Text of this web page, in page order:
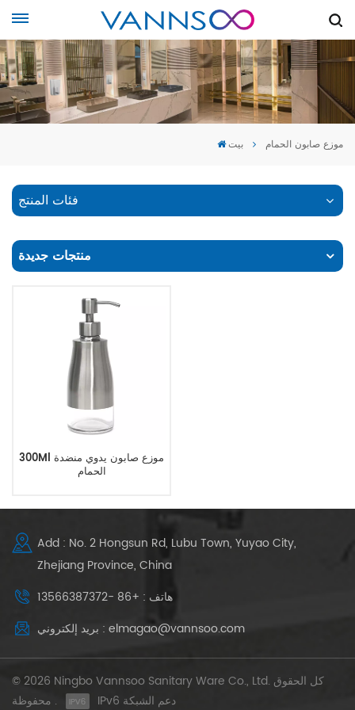
بيت موزع صابون الحمام
فئات المنتج
منتجات جديدة
300Ml موزع صابون يدوي منضدة
الحمام
Add : No. 2 Hongsun Rd, Lubu Town, Yuyao City,
Zhejiang Province, China
هاتف : +86 -13566387372
بريد إلكتروني : elmagao@vannsoo.com
© 2026 Ningbo Vannsoo Sanitary Ware Co., Ltd. كل الحقوق
محفوظة .
IPv6 دعم الشبكة